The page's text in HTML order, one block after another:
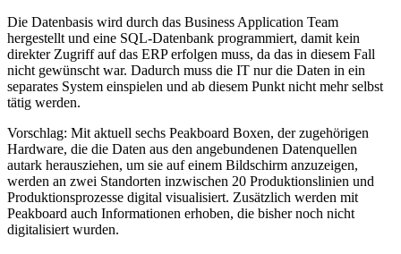
Die Datenbasis wird durch das Business Application Team
hergestellt und eine SQL-Datenbank programmiert, damit kein
direkter Zugriff auf das ERP erfolgen muss, da das in diesem Fall
nicht gewünscht war. Dadurch muss die IT nur die Daten in ein
separates System einspielen und ab diesem Punkt nicht mehr selbst
tätig werden.
Vorschlag: Mit aktuell sechs Peakboard Boxen, der zugehörigen
Hardware, die die Daten aus den angebundenen Datenquellen
autark herausziehen, um sie auf einem Bildschirm anzuzeigen,
werden an zwei Standorten inzwischen 20 Produktionslinien und
Produktionsprozesse digital visualisiert. Zusätzlich werden mit
Peakboard auch Informationen erhoben, die bisher noch nicht
digitalisiert wurden.